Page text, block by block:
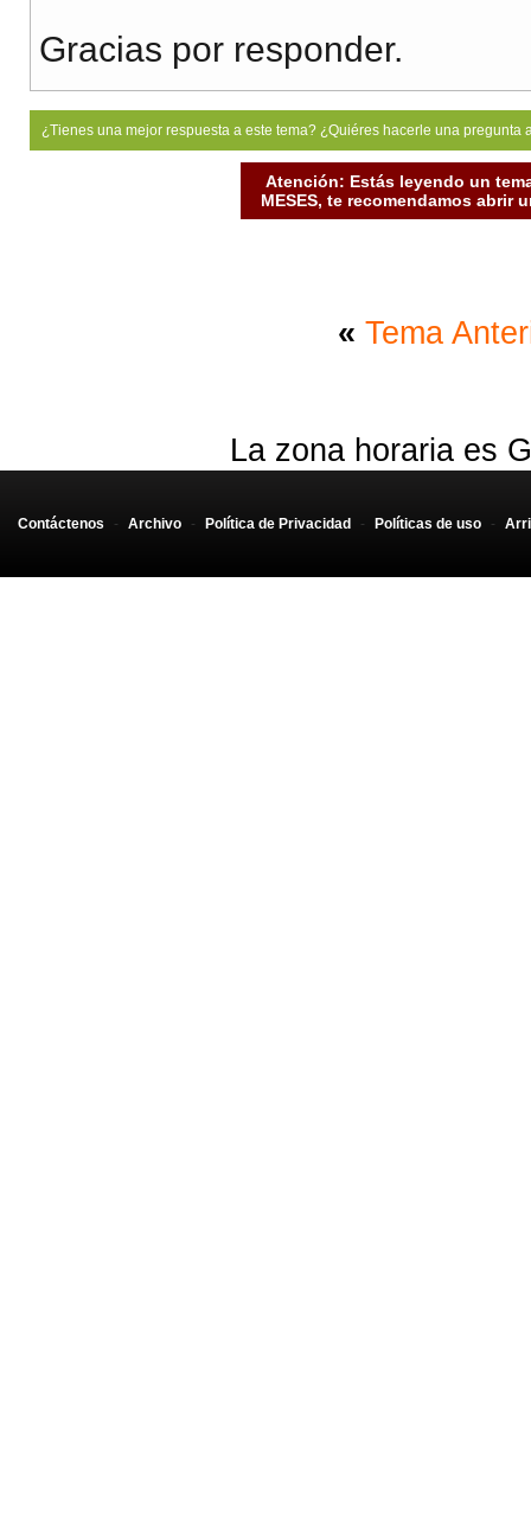
Gracias por responder.
¿Tienes una mejor respuesta a este tema? ¿Quiéres hacerle una
Atención: Estás leyendo un
MESES, te recomendamos abrir
« Tema
La zona horaria es
Contáctenos - Archivo - Política de Privacidad - Políticas de uso -